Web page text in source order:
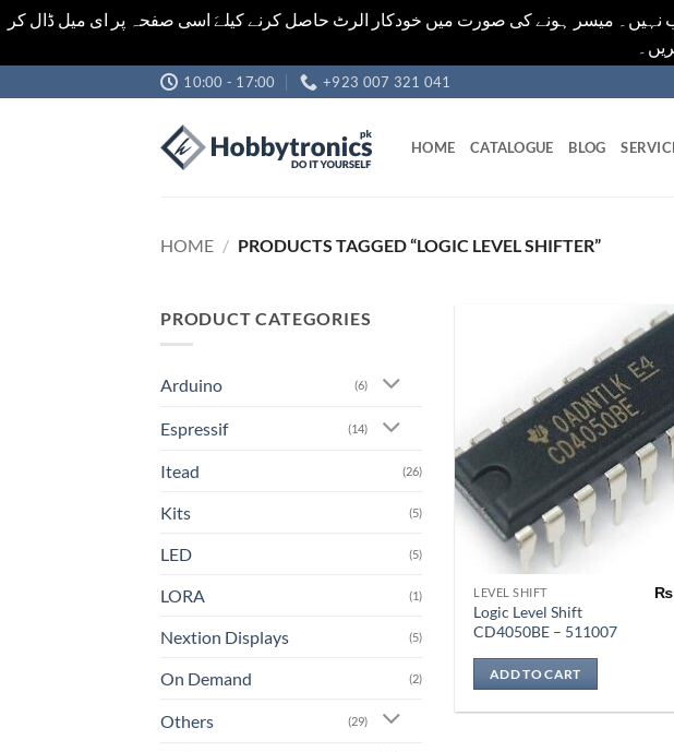
نہیں۔ میسر ہونے کی صورت میں خودکار الرٹ حاصل کرنے کیلےَ اسی صفحہ پر ای میل ڈال کر
to
10:00 - 17:00 +923 007 321 041
HOME CATALOGUE BLOG
HOME / PRODUCTS TAGGED “LOGIC LEVEL SHIFTER”
PRODUCT CATEGORIES
Arduino (6)
Espressif (14)
Itead (26)
Kits (5)
LED (5)
LORA (1)
Nextion Displays (5)
On Demand (2)
Others (29)
LEVEL SHIFT
Logic Level Shift
CD4050BE – 511007
₨
ADD TO CART